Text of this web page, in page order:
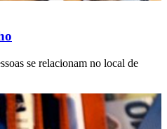
se relacionam no local de